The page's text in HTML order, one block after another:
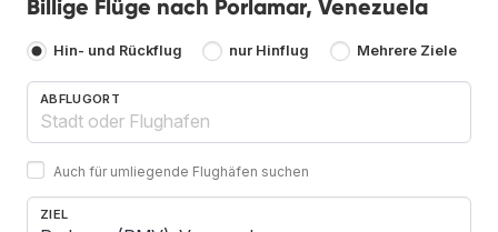
Billige Flüge nach Porlamar, Venezuela
Hin- und Rückflug nur Hinflug Mehrere Ziele
ABFLUGORT
Auch für umliegende Flughäfen suchen
ZIEL